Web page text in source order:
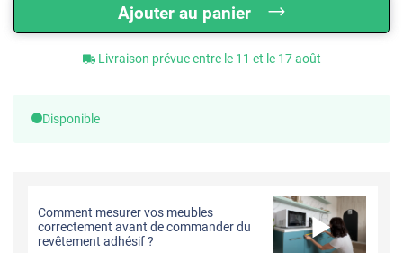
Ajouter au panier
Livraison prévue entre le 11 et le 17 août
Disponible
Comment mesurer vos meubles
correctement avant de commander du
revêtement adhésif ?